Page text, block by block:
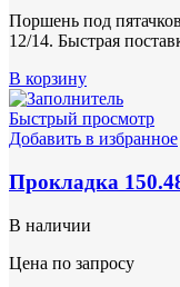
Поршень под
12/14. Быстрая
В корзину
Быстрый просмотр
Добавить в избранное
Прокладка
В наличии
Цена по запросу